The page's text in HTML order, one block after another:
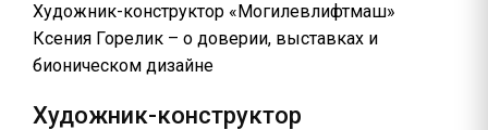
Художник-конструктор «Могилевлифтмаш»
Ксения Горелик – о доверии, выставках и
бионическом дизайне
Художник-конструктор